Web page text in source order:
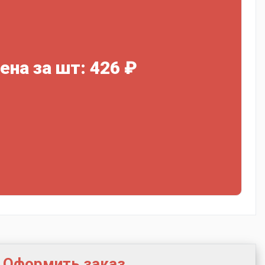
за шт: 426 ₽